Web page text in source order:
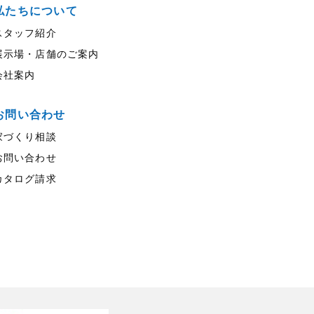
たちについて
タッフ紹介
示場・店舗のご案内
社案内
問い合わせ
づくり相談
問い合わせ
タログ請求